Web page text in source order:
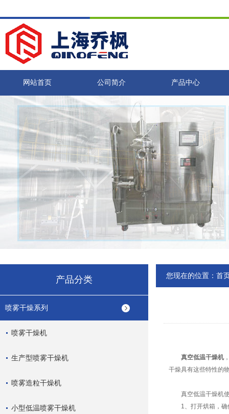
网站首页 公司简介 产品中心
产品分类
喷雾干燥系列
喷雾干燥机
生产型喷雾干燥机
喷雾造粒干燥机
小型低温喷雾干燥机
您现在的位置： 首
真空低温干燥机
干燥具有这些特性的
真空低温干燥机使
1、打开烘箱，确保